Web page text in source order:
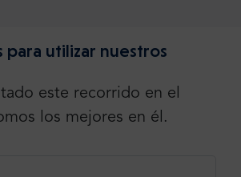
para utilizar nuestros
este recorrido en el
los mejores en él.